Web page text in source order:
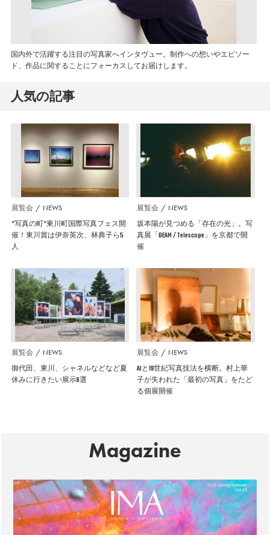
国内外で活躍する注目の写真家へインタヴュー。制作への想いやエピソー
ド、作品に関することにフォーカスしてお届けします。
人気の記事
展覧会 NEWS
”写真の町”東川町国際写真フェス開
催！東川賞は伊奈英次、林典子ら5
人
展覧会 NEWS
坂本陽が見つめる「存在の光」。写
真展「BEAM / Telescope」を京都で開
催
展覧会 NEWS
御代田、東川、シャネルなどなど夏
休みに行きたい展示6選
展覧会 NEWS
AIと19世紀写真技法を横断。村上華
子が失われた「最初の写真」をたど
る個展開催
Magazine